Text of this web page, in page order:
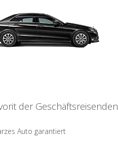
der Geschäftsreisenden
Auto garantiert